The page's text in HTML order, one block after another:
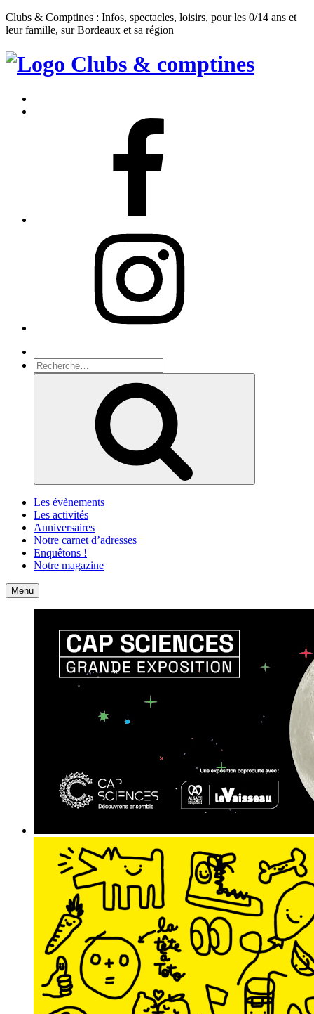
Clubs & Comptines : Infos, spectacles, loisirs, pour les 0/14 ans et
leur famille, sur Bordeaux et sa région
Clubs
Comptines
Recherche
pour
Les évènements
Les activités
Anniversaires
Notre carnet d’adresses
Enquêtons !
Notre magazine
Accueil
Menu Contact